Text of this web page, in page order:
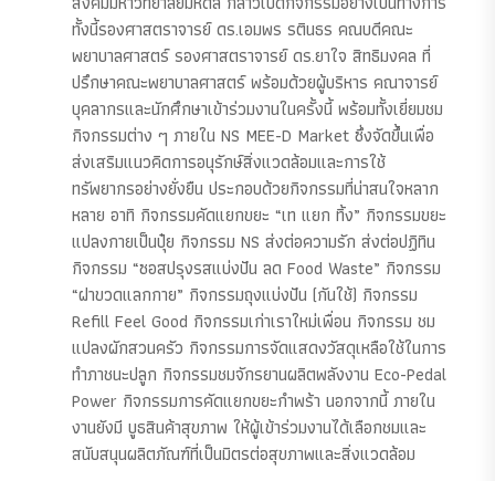
ทั้งนี้รองศาสตราจารย์ ดร.เอมพร รตินธร คณบดีคณะ
พยาบาลศาสตร์ รองศาสตราจารย์ ดร.ยาใจ สิทธิมงคล ที่
ปรึกษาคณะพยาบาลศาสตร์ พร้อมด้วยผู้บริหาร คณาจารย์
บุคลากรและนักศึกษาเข้าร่วมงานในครั้งนี้ พร้อมทั้งเยี่ยมชม
กิจกรรมต่าง ๆ ภายใน NS MEE-D Market ซึ่งจัดขึ้นเพื่อ
ส่งเสริมแนวคิดการอนุรักษ์สิ่งแวดล้อมและการใช้
ทรัพยากรอย่างยั่งยืน ประกอบด้วยกิจกรรมที่น่าสนใจหลาก
หลาย อาทิ กิจกรรมคัดแยกขยะ “เท แยก ทิ้ง” กิจกรรมขยะ
แปลงกายเป็นปุ๋ย กิจกรรม NS ส่งต่อความรัก ส่งต่อปฏิทิน
กิจกรรม “ซอสปรุงรสแบ่งปัน ลด Food Waste” กิจกรรม
“ฝาขวดแลกกาย” กิจกรรมถุงแบ่งปัน (กันใช้) กิจกรรม
Refill Feel Good กิจกรรมเก่าเราใหม่เพื่อน กิจกรรม ชม
แปลงผักสวนครัว กิจกรรมการจัดแสดงวัสดุเหลือใช้ในการ
ทำภาชนะปลูก กิจกรรมชมจักรยานผลิตพลังงาน Eco-Pedal
Power กิจกรรมการคัดแยกขยะกำพร้า นอกจากนี้ ภายใน
งานยังมี บูธสินค้าสุขภาพ ให้ผู้เข้าร่วมงานได้เลือกชมและ
สนับสนุนผลิตภัณฑ์ที่เป็นมิตรต่อสุขภาพและสิ่งแวดล้อม